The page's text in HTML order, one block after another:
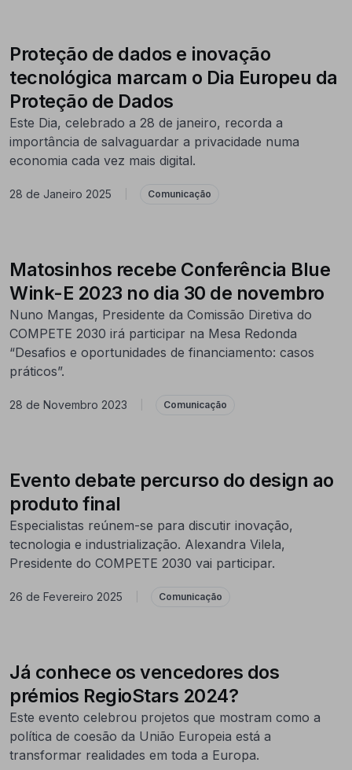
Proteção de dados e inovação
tecnológica marcam o Dia Europeu da
Proteção de Dados
Este Dia, celebrado a 28 de janeiro, recorda a
importância de salvaguardar a privacidade numa
economia cada vez mais digital.
28 de Janeiro 2025 Comunicação
Matosinhos recebe Conferência Blue
Wink-E 2023 no dia 30 de novembro
Nuno Mangas, Presidente da Comissão Diretiva do
COMPETE 2030 irá participar na Mesa Redonda
“Desafios e oportunidades de financiamento: casos
práticos”.
28 de Novembro 2023 Comunicação
Evento debate percurso do design ao
produto final
Especialistas reúnem-se para discutir inovação,
tecnologia e industrialização. Alexandra Vilela,
Presidente do COMPETE 2030 vai participar.
26 de Fevereiro 2025 Comunicação
Já conhece os vencedores dos
prémios RegioStars 2024?
Este evento celebrou projetos que mostram como a
política de coesão da União Europeia está a
transformar realidades em toda a Europa.